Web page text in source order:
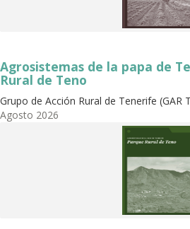
Agrosistemas de la papa de
Rural de Teno
Grupo de Acción Rural de Tenerife (GAR
Agosto 2026